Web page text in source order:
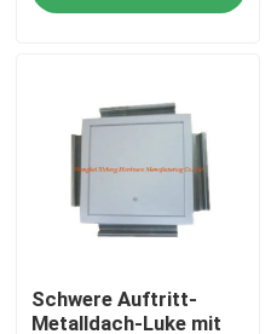
Treten Sie mit uns in
Aluminiumabdeckplatte
Stahlabdeckplatte
Trockenmauerzusätze
Schwere Auftritt-
Metalldach-Luke mit